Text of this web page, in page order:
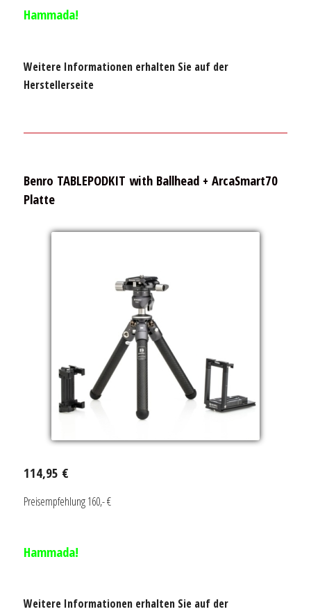
Hammada!
Weitere Informationen erhalten Sie auf der
Herstellerseite
Benro TABLEPODKIT with Ballhead + ArcaSmart70
Platte
114,95 €
Preisempfehlung 160,- €
Hammada!
Weitere Informationen erhalten Sie auf der